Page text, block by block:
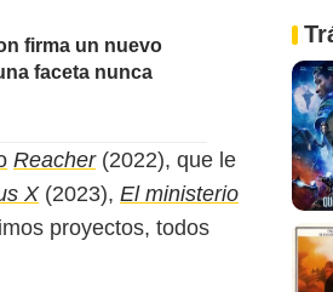
firma un nuevo
faceta nunca
Reacher(2022), que le
X(2023), El ministerio
proyectos, todos